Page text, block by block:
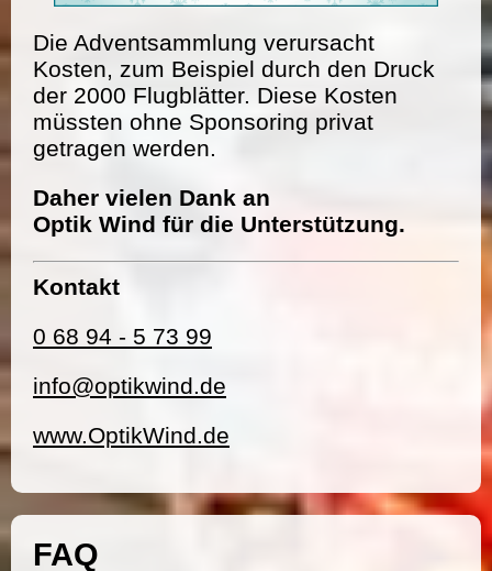
Die Adventsammlung verursacht
Kosten, zum Beispiel durch den Druck
der 2000 Flugblätter. Diese Kosten
müssten ohne Sponsoring privat
getragen werden.
Daher vielen Dank an
Optik Wind für die Unterstützung.
Kontakt
0 68 94 - 5 73 99
info@optikwind.de
www.OptikWind.de
FAQ